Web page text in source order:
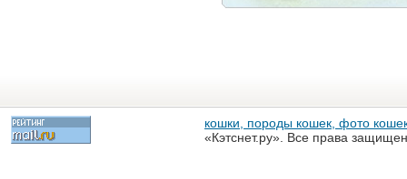
кошки, породы кошек, фото
«Кэтснет.ру». Все права